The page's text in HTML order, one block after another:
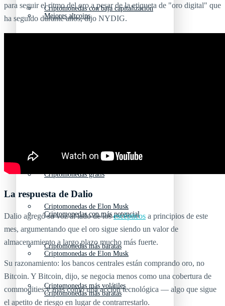
Criptomonedas con baja capitalización
Criptomonedas de Elon Musk
Criptomonedas más baratas
Criptomonedas más volátiles
Mejores altcoins
Criptomonedas gratis
Criptomonedas con más potencial
Criptomonedas de Elon Musk
Criptomonedas más baratas
para seguir el ritmo del oro a pesar de la etiqueta de "oro digital" que
ha seguido durante años, dijo NYDIG.
La respuesta de Dalio
Dalio agregó su voz al lado de losescépticos a principios de este
mes, argumentando que el oro sigue siendo un valor de
almacenamiento a largo plazo mucho más fuerte.
Su razonamiento: los bancos centrales están comprando oro, no
Bitcoin. Y Bitcoin, dijo, se negocia menos como una cobertura de
commodities y más como una acción tecnológica — algo que sigue
el apetito de riesgo en lugar de contrarrestarlo.